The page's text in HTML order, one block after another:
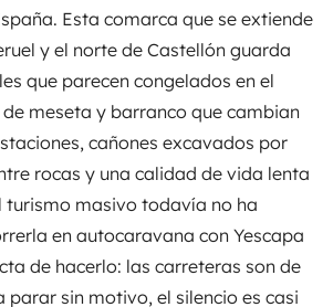
Esta comarca que se extiende
y el norte de Castellón guarda
que parecen congelados en el
meseta y barranco que cambian
cañones excavados por
rocas y una calidad de vida lenta
turismo masivo todavía no ha
en autocaravana con Yescapa
de hacerlo: las carreteras son de
parar sin motivo, el silencio es casi